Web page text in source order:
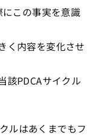
この事実を意識
く内容を変化させ
該PDCAサイクル
ルはあくまでもフ